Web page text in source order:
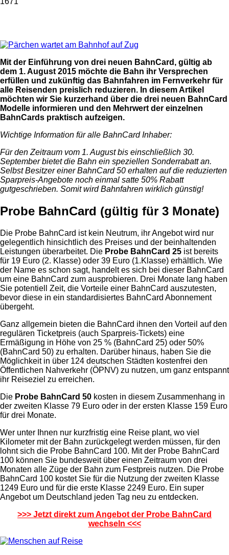
Mit der Einführung von drei neuen BahnCard, gültig ab
dem 1. August 2015 möchte die Bahn ihr Versprechen
erfüllen und zukünftig das Bahnfahren im Fernverkehr für
alle Reisenden preislich reduzieren. In diesem Artikel
möchten wir Sie kurzerhand über die drei neuen BahnCard
Modelle informieren und den Mehrwert der einzelnen
BahnCards praktisch aufzeigen.
Wichtige Information für alle BahnCard Inhaber:
Für den Zeitraum vom 1. August bis einschließlich 30.
September bietet die Bahn ein speziellen Sonderrabatt an.
Selbst Besitzer einer BahnCard 50 erhalten auf die reduzierten
Sparpreis-Angebote noch einmal satte 50% Rabatt
gutgeschrieben. Somit wird Bahnfahren wirklich günstig!
Probe BahnCard (gültig für 3 Monate)
Die Probe BahnCard ist kein Neutrum, ihr Angebot wird nur
gelegentlich hinsichtlich des Preises und der beinhaltenden
Leistungen überarbeitet. Die Probe BahnCard 25 ist bereits
für 19 Euro (2. Klasse) oder 39 Euro (1.Klasse) erhältlich. Wie
der Name es schon sagt, handelt es sich bei dieser BahnCard
um eine BahnCard zum ausprobieren. Drei Monate lang haben
Sie potentiell Zeit, die Vorteile einer BahnCard auszutesten,
bevor diese in ein standardisiertes BahnCard Abonnement
übergeht.
Ganz allgemein bieten die BahnCard ihnen den Vorteil auf den
regulären Ticketpreis (auch Sparpreis-Tickets) eine
Ermäßigung in Höhe von 25 % (BahnCard 25) oder 50%
(BahnCard 50) zu erhalten. Darüber hinaus, haben Sie die
Möglichkeit in über 124 deutschen Städten kostenfrei den
Öffentlichen Nahverkehr (ÖPNV) zu nutzen, um ganz entspannt
ihr Reiseziel zu erreichen.
Die Probe BahnCard 50 kosten in diesem Zusammenhang in
der zweiten Klasse 79 Euro oder in der ersten Klasse 159 Euro
für drei Monate.
Wer unter Ihnen nur kurzfristig eine Reise plant, wo viel
Kilometer mit der Bahn zurückgelegt werden müssen, für den
lohnt sich die Probe BahnCard 100. Mit der Probe BahnCard
100 können Sie bundesweit über einen Zeitraum von drei
Monaten alle Züge der Bahn zum Festpreis nutzen. Die Probe
BahnCard 100 kostet Sie für die Nutzung der zweiten Klasse
1249 Euro und für die erste Klasse 2249 Euro. Ein super
Angebot um Deutschland jeden Tag neu zu entdecken.
>>> Jetzt direkt zum Angebot der Probe BahnCard
wechseln <<<